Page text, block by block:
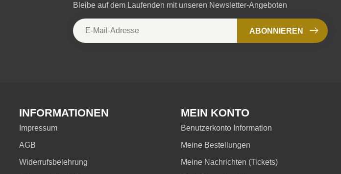
Bleibe auf dem Laufenden mit unseren Newsletter-Angeboten
ABONNIEREN
INFORMATIONEN
Impressum
AGB
Widerrufsbelehrung
MEIN KONTO
Benutzerkonto Information
Meine Bestellungen
Meine Nachrichten (Tickets)